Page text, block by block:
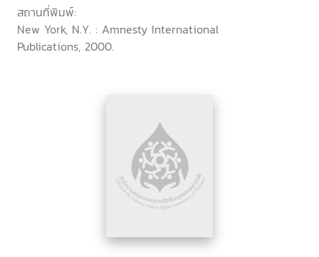
สถานที่พิมพ์:
New York, N.Y. : Amnesty International
Publications, 2000.